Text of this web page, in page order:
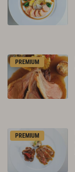
PREMIUM
PREMIUM